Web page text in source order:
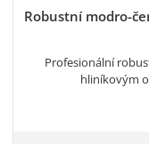
Robustní modro-
Profesionální
hliníkovým